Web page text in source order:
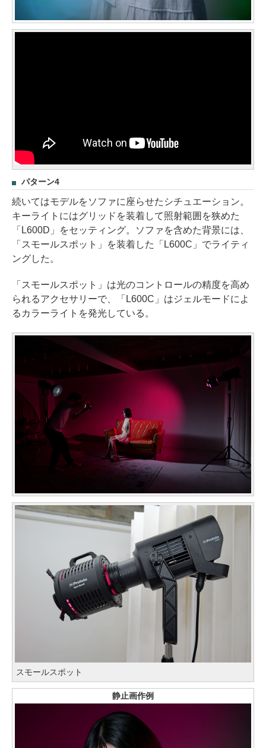
パターン4
続いてはモデルをソファに座らせたシチュエーション。
キーライトにはグリッドを装着して照射範囲を狭めた
「L600D」をセッティング。ソファを含めた背景には、
「スモールスポット」を装着した「L600C」でライティ
ングした。
「スモールスポット」は光のコントロールの精度を高め
られるアクセサリーで、「L600C」はジェルモードによ
るカラーライトを発光している。
スモールスポット
静止画作例